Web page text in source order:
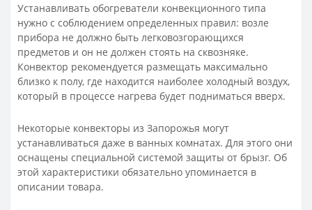
Устанавливать обогреватели конвекционного типа
нужно с соблюдением определенных правил: возле
прибора не должно быть легковозгорающихся
предметов и он не должен стоять на сквозняке.
Конвектор рекомендуется размещать максимально
близко к полу, где находится наиболее холодный воздух,
который в процессе нагрева будет подниматься вверх.
Некоторые конвекторы из Запорожья могут
устанавливаться даже в ванных комнатах. Для этого они
оснащены специальной системой защиты от брызг. Об
этой характеристики обязательно упоминается в
описании товара.